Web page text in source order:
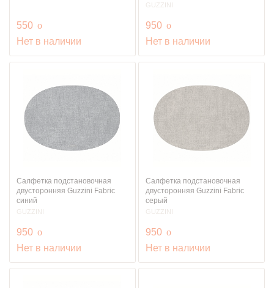
550 руб.
o
Нет в наличии
GUZZINI
950 руб.
o
Нет в наличии
Салфетка подстановочная
двусторонняя Guzzini Fabric
синий
GUZZINI
950 руб.
o
Нет в наличии
Салфетка подстановочная
двусторонняя Guzzini Fabric
серый
GUZZINI
950 руб.
o
Нет в наличии